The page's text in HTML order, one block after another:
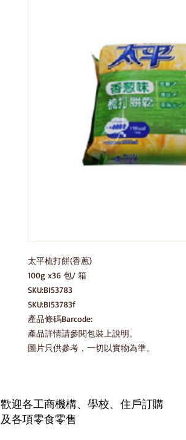
太平梳打餅(香蔥)
100g x36 包/ 箱
SKU:BI53783
SKU:BI53783f
產品條碼Barcode:
產品詳情請參閱包裝上說明。
圖片只供參考，一切以實物為準。
歡迎各工商機構、學校、住戶訂購
及各項零食零售